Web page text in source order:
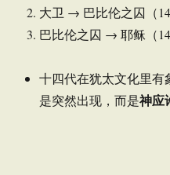
大卫 → 巴比伦之囚（14
巴比伦之囚 → 耶稣（14
十四代在犹太文化里有
是突然出现，而是神应